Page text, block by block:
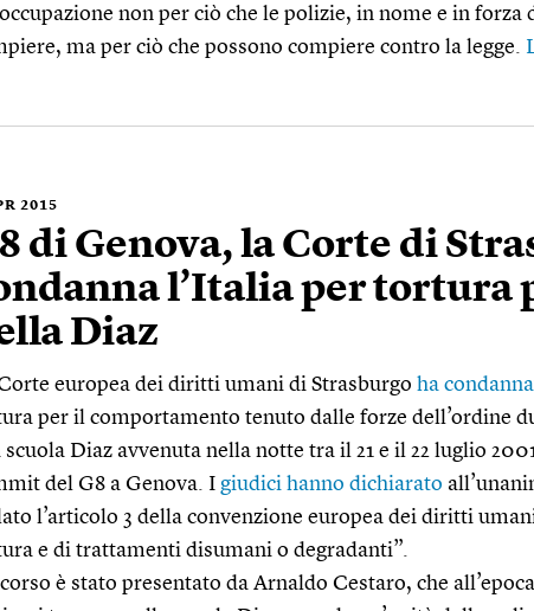
non per ciò che le polizie, in nome e in forza
ma per ciò che possono compiere contro la legge.
2015
di Genova, la Corte di
l’Italia per tortura
Diaz
europea dei diritti umani di Strasburgo ha
per il comportamento tenuto dalle forze dell’ordine
scuola Diaz avvenuta nella notte tra il 21 e il 22 luglio
del G8 a Genova. I giudici hanno dichiarato
l’articolo 3 della convenzione europea dei diritti
e di trattamenti disumani o degradanti”.
è stato presentato da Arnaldo Cestaro, che